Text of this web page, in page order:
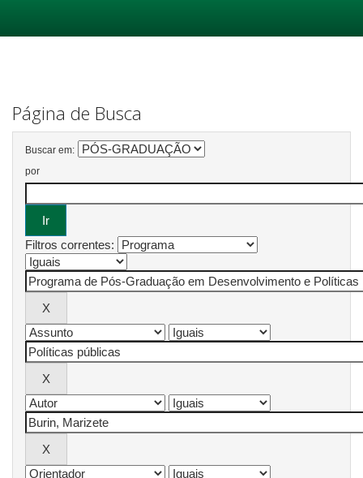
Página de Busca
Buscar em:
por
Filtros correntes: